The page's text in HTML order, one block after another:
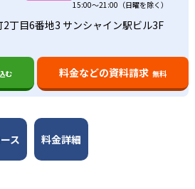
名古屋南高校 -
旭野高校 -
春日井高校 -
知立東高校
15:00～21:00（日曜を除く）
丁目6番地3 サンシャイン駅ビル3F
む 料金などの資料請求 無料
ス 料金詳細